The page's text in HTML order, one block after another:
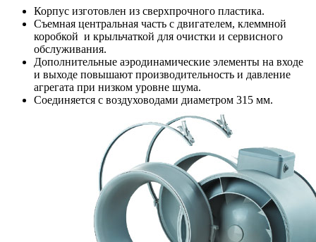
Корпус изготовлен из сверхпрочного пластика.
Съемная центральная часть с двигателем, клеммной
коробкой и крыльчаткой для очистки и сервисного
обслуживания.
Дополнительные аэродинамические элементы на входе
и выходе повышают производительность и давление
агрегата при низком уровне шума.
Соединяется с воздуховодами диаметром 315 мм.